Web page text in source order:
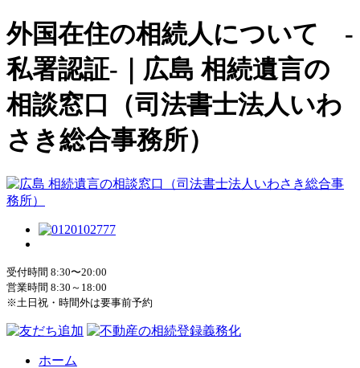
外国在住の相続人について -
私署認証-｜広島 相続遺言の
相談窓口（司法書士法人いわ
さき総合事務所）
受付時間 8:30〜20:00
営業時間 8:30～18:00
※土日祝・時間外は要事前予約
ホーム